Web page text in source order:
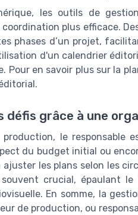
les outils de
plus efficace.
phases d’un projet,
d'un calendrier
Pour en savoir plus sur la
défis grâce à une
production, le responsable
du budget initial ou
les plans selon les
crucial, épaulant
En somme, la
de production, ou